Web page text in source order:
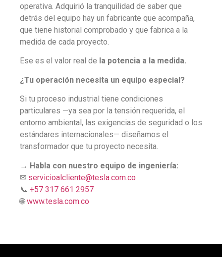
operativa. Adquirió la tranquilidad de saber que
detrás del equipo hay un fabricante que acompaña,
que tiene historial comprobado y que fabrica a la
medida de cada proyecto.
Ese es el valor real de la potencia a la medida.
¿Tu operación necesita un equipo especial?
Si tu proceso industrial tiene condiciones
particulares —ya sea por la tensión requerida, el
entorno ambiental, las exigencias de seguridad o los
estándares internacionales— diseñamos el
transformador que tu proyecto necesita.
→ Habla con nuestro equipo de ingeniería:
✉ servicioalcliente@tesla.com.co
📞 +57 317 661 2957
🌐www.tesla.com.co